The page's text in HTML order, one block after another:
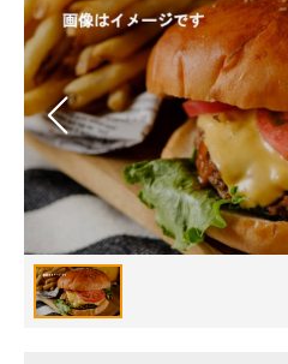
メディア
注目記事を集めた総合ページ
ITの今と未来を見通す
スマホと通信の最新トレンド
進化するPCとデバイスの未来
好きが集まる 比べて選べる
ビジネスと働き方のヒント